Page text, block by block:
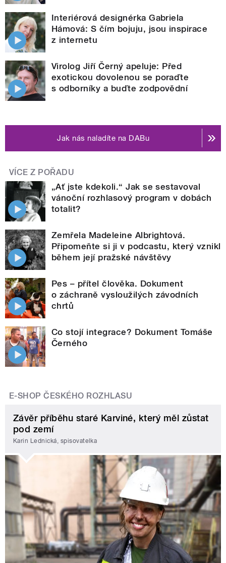
Interiérová designérka Gabriela
Hámová: S čím bojuju, jsou inspirace
z internetu
Virolog Jiří Černý apeluje: Před
exotickou dovolenou se poraďte
s odborníky a buďte zodpovědní
Jak nás naladíte na DABu
VÍCE Z POŘADU
„Ať jste kdekoli.“ Jak se sestavoval
vánoční rozhlasový program v dobách
totalit?
Zemřela Madeleine Albrightová.
Připomeňte si ji v podcastu, který vznikl
během její pražské návštěvy
Pes – přítel člověka. Dokument
o záchraně vysloužilých závodních
chrtů
Co stojí integrace? Dokument Tomáše
Černého
E-SHOP ČESKÉHO ROZHLASU
Závěr příběhu staré Karviné, který měl zůstat
pod zemí
Karin Lednická, spisovatelka